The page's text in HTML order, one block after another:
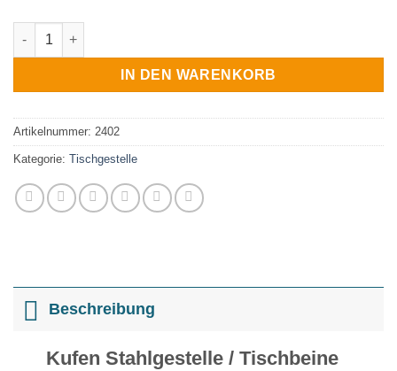
Kufen Stahlgestelle Tischbeine für Couchtische Sitzbank
IN DEN WARENKORB
Artikelnummer: 2402
Kategorie: Tischgestelle
Beschreibung
Kufen Stahlgestelle / Tischbeine